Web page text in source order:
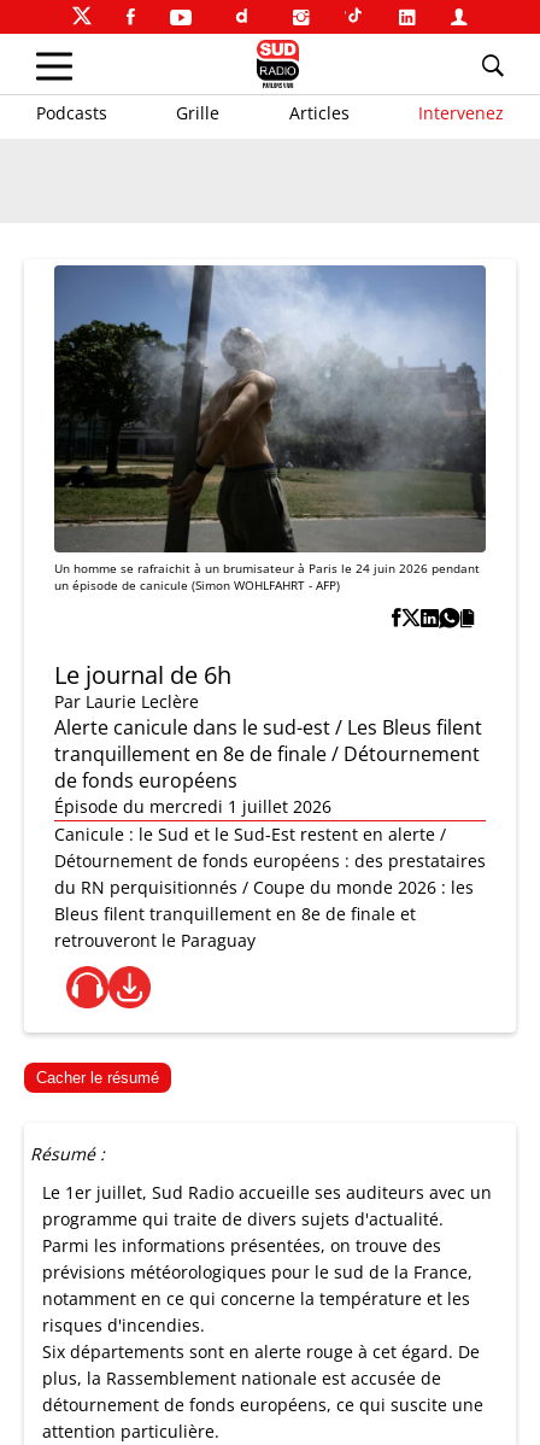
Podcasts Grille Articles Intervenez
Un homme se rafraichit à un brumisateur à Paris le 24 juin 2026 pendant
un épisode de canicule (Simon WOHLFAHRT - AFP)
Le journal de 6h
Par Laurie Leclère
Alerte canicule dans le sud-est / Les Bleus filent
tranquillement en 8e de finale / Détournement
de fonds européens
Épisode du mercredi 1 juillet 2026
Canicule : le Sud et le Sud-Est restent en alerte /
Détournement de fonds européens : des prestataires
du RN perquisitionnés / Coupe du monde 2026 : les
Bleus filent tranquillement en 8e de finale et
retrouveront le Paraguay
Cacher le résumé
Résumé :
Le 1er juillet, Sud Radio accueille ses auditeurs avec un
programme qui traite de divers sujets d'actualité.
Parmi les informations présentées, on trouve des
prévisions météorologiques pour le sud de la France,
notamment en ce qui concerne la température et les
risques d'incendies.
Six départements sont en alerte rouge à cet égard. De
plus, la Rassemblement nationale est accusée de
détournement de fonds européens, ce qui suscite une
attention particulière.